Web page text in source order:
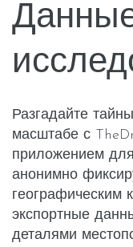
Разгадайте
масштабе с
приложением
анонимно
географическим
экспортные
деталями